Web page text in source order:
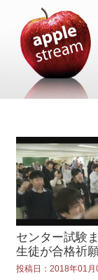
センター試験
生徒が合格祈
投稿日：2018年01月